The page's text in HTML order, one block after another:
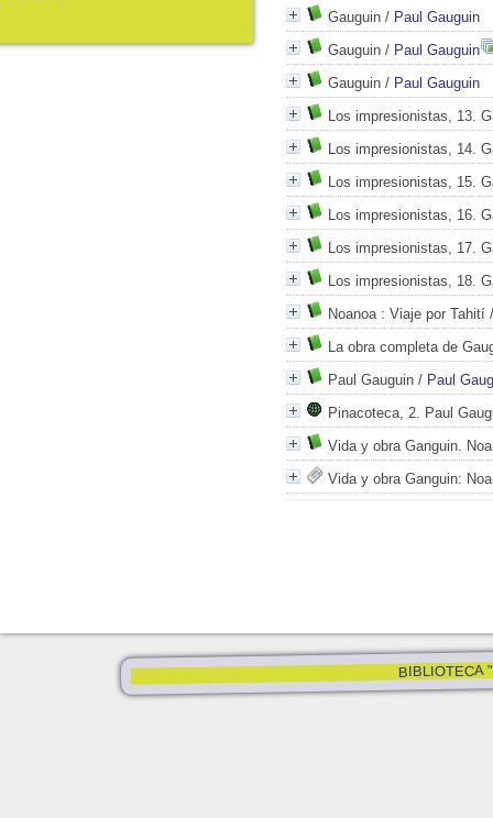
Gauguin / Paul Gauguin
Gauguin / Paul Gauguin
Gauguin / Paul Gauguin
Los impresionistas, 13.
Los impresionistas, 14.
Los impresionistas, 15.
Los impresionistas, 16.
Los impresionistas, 17.
Los impresionistas, 18.
Noanoa: Viaje por Tahití
La obra completa de
Paul Gauguin / Paul
Pinacoteca, 2. Paul
Vida y obra Ganguin.
Vida y obra Ganguin:
BIBLIOTECA